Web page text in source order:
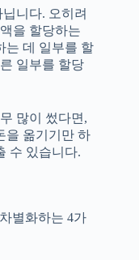
니다. 오히려
을 할당하는
는 데 일부를 할
일부를 할당
많이 썼다면,
을 옮기기만 하
수 있습니다.
별화하는 4가